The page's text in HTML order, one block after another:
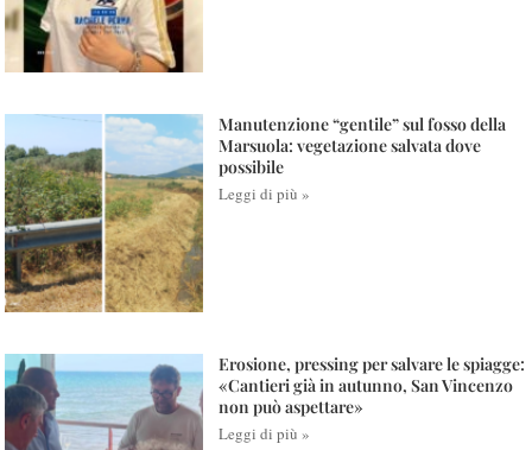
Manutenzione “gentile” sul fosso della
Marsuola: vegetazione salvata dove
possibile
Leggi di più »
Erosione, pressing per salvare le spiagge:
«Cantieri già in autunno, San Vincenzo
non può aspettare»
Leggi di più »